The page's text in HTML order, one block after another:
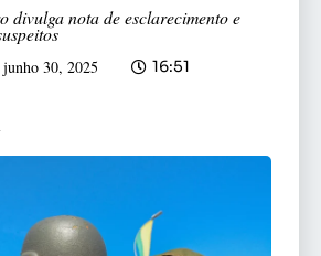
divulga nota de esclarecimento e
junho 30, 2025 16:51